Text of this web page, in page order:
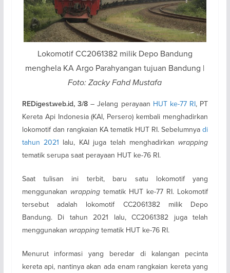
Lokomotif CC2061382 milik Depo Bandung
menghela KA Argo Parahyangan tujuan Bandung |
Foto: Zacky Fahd Mustafa
REDigest.web.id, 3/8– Jelang perayaan HUT ke-77 RI, PT
Kereta Api Indonesia (KAI, Persero) kembali menghadirkan
lokomotif dan rangkaian KA tematik HUT RI. Sebelumnyadi
tahun 2021 lalu, KAI juga telah menghadirkan wrapping
tematik serupa saat perayaan HUT ke-76 RI.
Saat tulisan ini terbit, baru satu lokomotif yang
menggunakan wrappingtematik HUT ke-77 RI. Lokomotif
tersebut adalah lokomotif CC2061382 milik Depo
Bandung. Di tahun 2021 lalu, CC2061382 juga telah
menggunakan wrappingtematik HUT ke-76 RI.
Menurut informasi yang beredar di kalangan pecinta
kereta api, nantinya akan ada enam rangkaian kereta yang